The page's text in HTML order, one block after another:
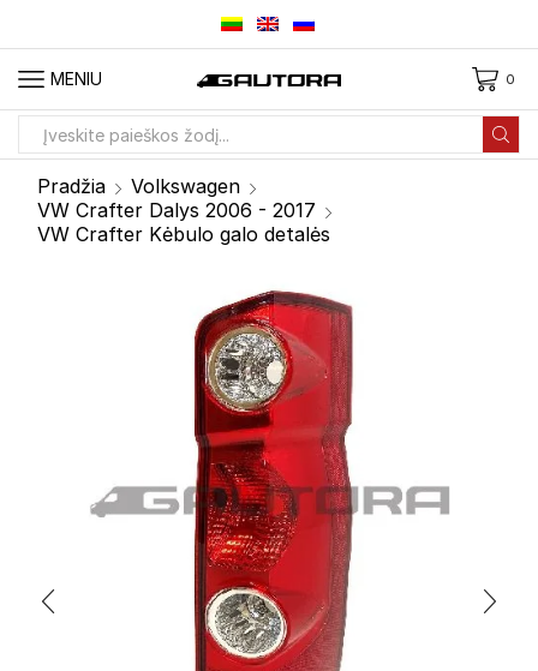
MENIU 0
Pradžia
Volkswagen
VW Crafter Dalys 2006 - 2017
VW Crafter Kėbulo galo detalės